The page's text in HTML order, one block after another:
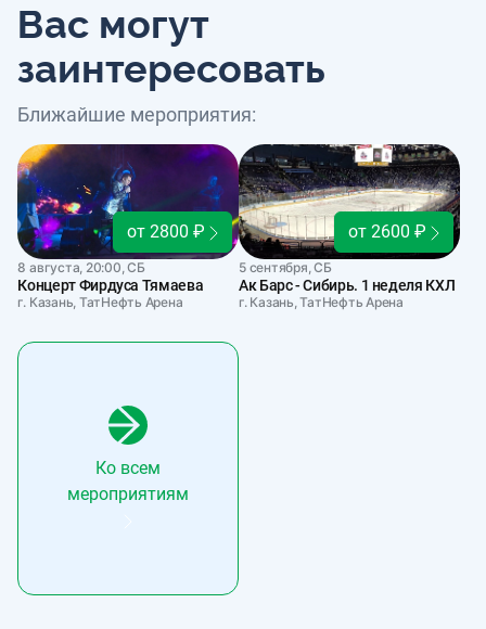
Вас могут
заинтересовать
Ближайшие мероприятия:
от 2800 ₽
8 августа, 20:00, СБ
Концерт Фирдуса Тямаева
г. Казань, ТатНефть Арена
от 2600 ₽
5 сентября, СБ
Ак Барс - Сибирь. 1 неделя КХЛ
г. Казань, ТатНефть Арена
Ко всем
мероприятиям